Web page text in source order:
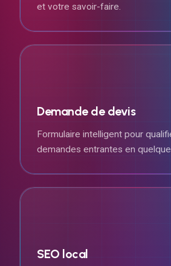
et votre savoir-faire.
Demande de devis
Formulaire intelligent pour
demandes entrantes en
SEO local